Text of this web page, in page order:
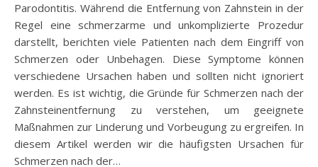
Parodontitis. Während die Entfernung von Zahnstein in der
Regel eine schmerzarme und unkomplizierte Prozedur
darstellt, berichten viele Patienten nach dem Eingriff von
Schmerzen oder Unbehagen. Diese Symptome können
verschiedene Ursachen haben und sollten nicht ignoriert
werden. Es ist wichtig, die Gründe für Schmerzen nach der
Zahnsteinentfernung zu verstehen, um geeignete
Maßnahmen zur Linderung und Vorbeugung zu ergreifen. In
diesem Artikel werden wir die häufigsten Ursachen für
Schmerzen nach der…